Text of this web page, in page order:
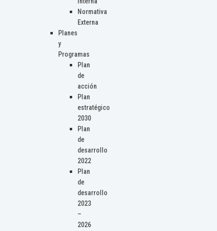
Normativa
Externa
Planes
y
Programas
Plan
de
acción
Plan
estratégico
2030
Plan
de
desarrollo
2022
Plan
de
desarrollo
2023
–
2026